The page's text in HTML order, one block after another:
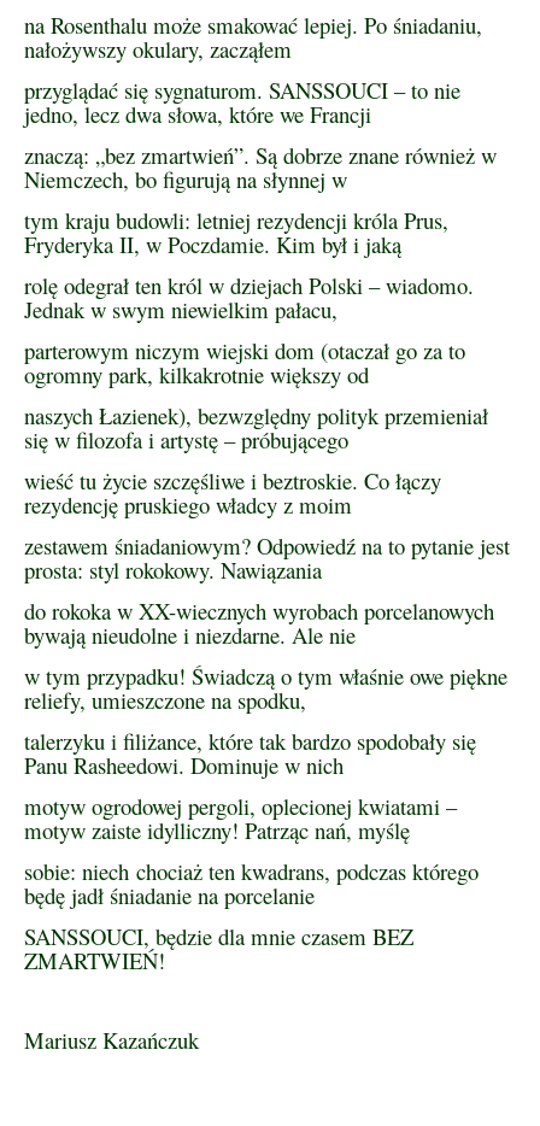
na Rosenthalu może smakować lepiej. Po śniadaniu,
nałożywszy okulary, zacząłem
przyglądać się sygnaturom. SANSSOUCI – to nie
jedno, lecz dwa słowa, które we Francji
znaczą: „bez zmartwień”. Są dobrze znane również w
Niemczech, bo figurują na słynnej w
tym kraju budowli: letniej rezydencji króla Prus,
Fryderyka II, w Poczdamie. Kim był i jaką
rolę odegrał ten król w dziejach Polski – wiadomo.
Jednak w swym niewielkim pałacu,
parterowym niczym wiejski dom (otaczał go za to
ogromny park, kilkakrotnie większy od
naszych Łazienek), bezwzględny polityk przemieniał
się w filozofa i artystę – próbującego
wieść tu życie szczęśliwe i beztroskie. Co łączy
rezydencję pruskiego władcy z moim
zestawem śniadaniowym? Odpowiedź na to pytanie jest
prosta: styl rokokowy. Nawiązania
do rokoka w XX-wiecznych wyrobach porcelanowych
bywają nieudolne i niezdarne. Ale nie
w tym przypadku! Świadczą o tym właśnie owe piękne
reliefy, umieszczone na spodku,
talerzyku i filiżance, które tak bardzo spodobały się
Panu Rasheedowi. Dominuje w nich
motyw ogrodowej pergoli, oplecionej kwiatami –
motyw zaiste idylliczny! Patrząc nań, myślę
sobie: niech chociaż ten kwadrans, podczas którego
będę jadł śniadanie na porcelanie
SANSSOUCI, będzie dla mnie czasem BEZ
ZMARTWIEŃ!
Mariusz Kazańczuk